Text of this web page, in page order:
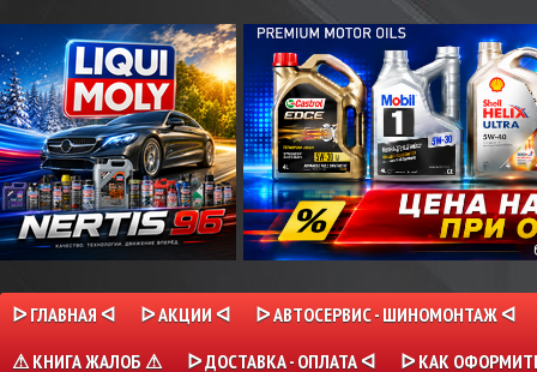
ᐅ ГЛАВНАЯ ᐊ ᐅ АКЦИИ ᐊ
ᐅ АВТОСЕРВИС - ШИНОМОНТАЖ ᐊ
⚠ КНИГА ЖАЛОБ ⚠
ᐅ ДОСТАВКА - ОПЛАТА ᐊ ᐅ КАК